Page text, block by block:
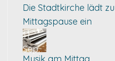
Die Stadtkirche lädt
Mittagspause ein
11
Sep.